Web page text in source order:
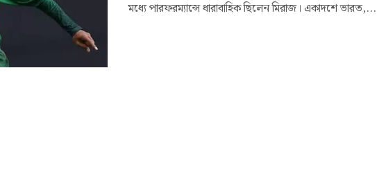
মধ্যে পারফরম্যান্সে ধারাবাহিক ছিলেন মিরাজ। একাদশে ভারত,...